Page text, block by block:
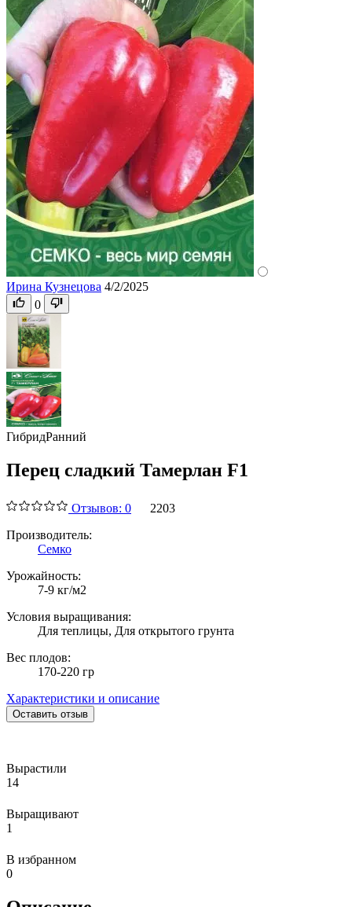
Ирина Кузнецова 4/2/2025
0
ГибридРанний
Перец сладкий Тамерлан F1
Отзывов: 0
2203
Производитель:
Семко
Урожайность:
7-9 кг/м2
Условия выращивания:
Для теплицы, Для открытого грунта
Вес плодов:
170-220 гр
Характеристики и описание
Оставить отзыв
Вырастили
14
Выращивают
1
В избранном
0